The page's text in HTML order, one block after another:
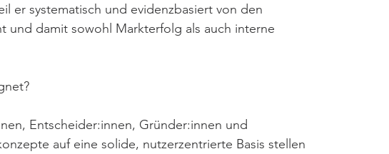
er systematisch und evidenzbasiert von den
und damit sowohl Markterfolg als auch interne
Entscheider:innen, Gründer:innen und
auf eine solide, nutzerzentrierte Basis stellen